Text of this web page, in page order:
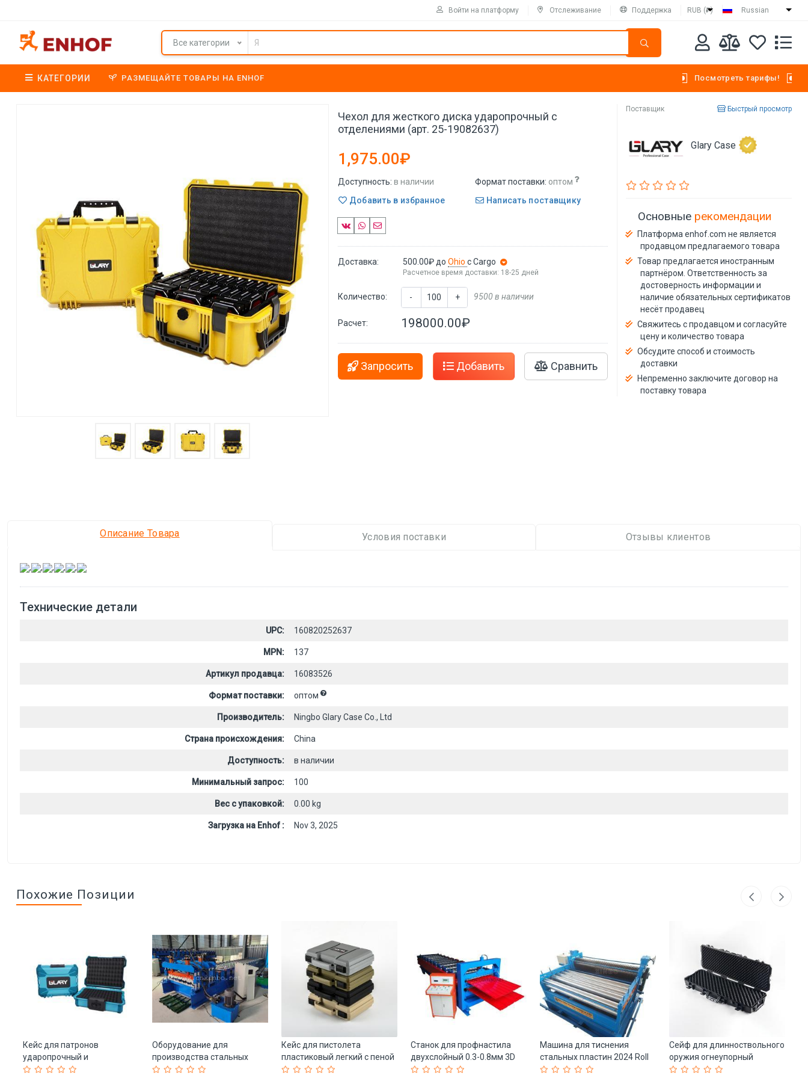
Войти на платформу Отслеживание Поддержка RUB (₽) Russian
Все категории
КАТЕГОРИИ РАЗМЕЩАЙТЕ ТОВАРЫ НА ENHOF Посмотреть тарифы!
Чехол для жесткого диска ударопрочный с
отделениями (арт. 25-19082637)
1,975.00₽
Доступность: в наличии Формат поставки: оптом
Добавить в избранное
Написать поставщику
Доставка: 500.00₽ доOhioс Cargo
Расчетное время доставки: 18-25 дней
Количество: - + 9500 в наличии
Расчет: 198000.00₽
Запросить Добавить Сравнить
Поставщик Быстрый просмотр
Glary Case
Основные рекомендации
Платформа enhof.com не является
продавцом предлагаемого товара
Товар предлагается иностранным
партнёром. Ответственность за
достоверность информации и
наличие обязательных сертификатов
несёт продавец
Свяжитесь с продавцом и согласуйте
цену и количество товара
Обсудите способ и стоимость
доставки
Непременно заключите договор на
поставку товара
Описание Товара Условия поставки Отзывы клиентов
, , , , ,
Технические детали
UPC: 160820252637
MPN: 137
Артикул продавца: 16083526
Формат поставки: оптом
Производитель: Ningbo Glary Case Co., Ltd
Страна происхождения: China
Доступность: в наличии
Минимальный запрос: 100
Вес с упаковкой: 0.00 kg
Загрузка на Enhof : Nov 3, 2025
Похожие Позиции
Кейс для патронов
ударопрочный и
пылезащитный пластиковый
Оборудование для
производства стальных
черепиц с глазурью (арт. 25-
Кейс для пистолета
пластиковый легкий с пеной
для переноски (арт. 25-
Станок для профнастила
двухслойный 0.3-0.8мм 3D
панели (арт. 25-18080359)
Машина для тиснения
стальных пластин 2024 Roll
Forming (арт. 25-18080236)
Сейф для длинноствольного
оружия огнеупорный
водонепроницаемый с